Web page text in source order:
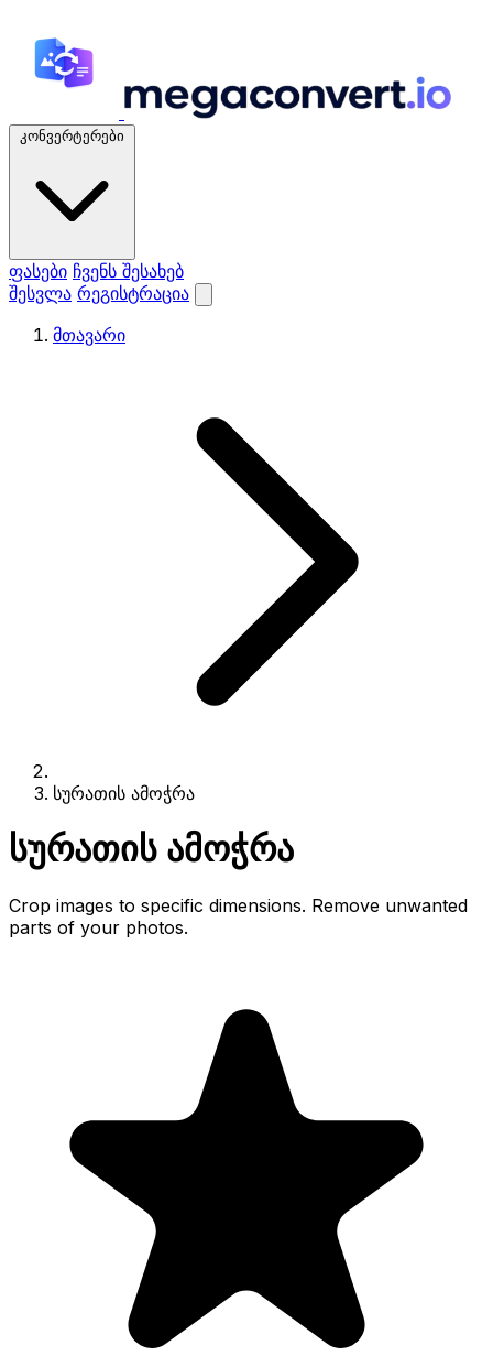
კონვერტერები
ფასები ჩვენს შესახებ
შესვლა რეგისტრაცია
მთავარი
სურათის ამოჭრა
სურათის ამოჭრა
Crop images to specific dimensions. Remove unwanted
parts of your photos.